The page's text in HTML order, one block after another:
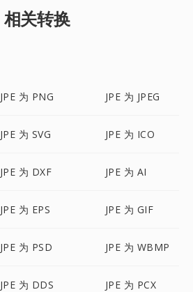
相关转换
JPE 为 PNG JPE 为 JPEG
JPE 为 SVG JPE 为 ICO
JPE 为 DXF JPE 为 AI
JPE 为 EPS JPE 为 GIF
JPE 为 PSD JPE 为 WBMP
JPE 为 DDS JPE 为 PCX